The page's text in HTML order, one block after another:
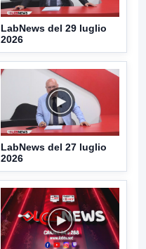
LabNews del 29 luglio
2026
LabNews del 27 luglio
2026